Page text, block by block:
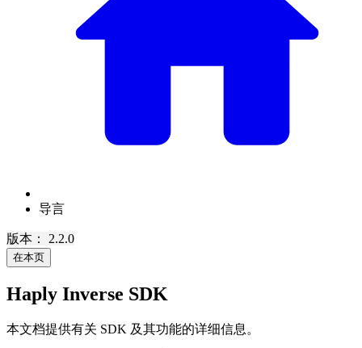
导言
版本： 2.2.0
在本页
Haply Inverse SDK
本文档提供有关 SDK 及其功能的详细信息。